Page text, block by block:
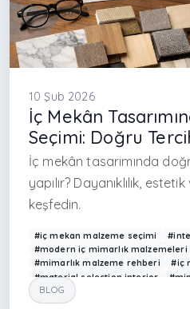
10 Şub 2026
İç Mekân
Seçimi: Doğru
İç mekân tasarımında
yapılır? Dayanıklılık,
keşfedin.
#iç mekan malzeme seçimi
#modern iç mimarlık malzemeleri
#mimarlık malzeme rehberi
#iç
#material selection interior
#modern ev tasarımı malzeme
#yüzey malzemeleri
BLOG